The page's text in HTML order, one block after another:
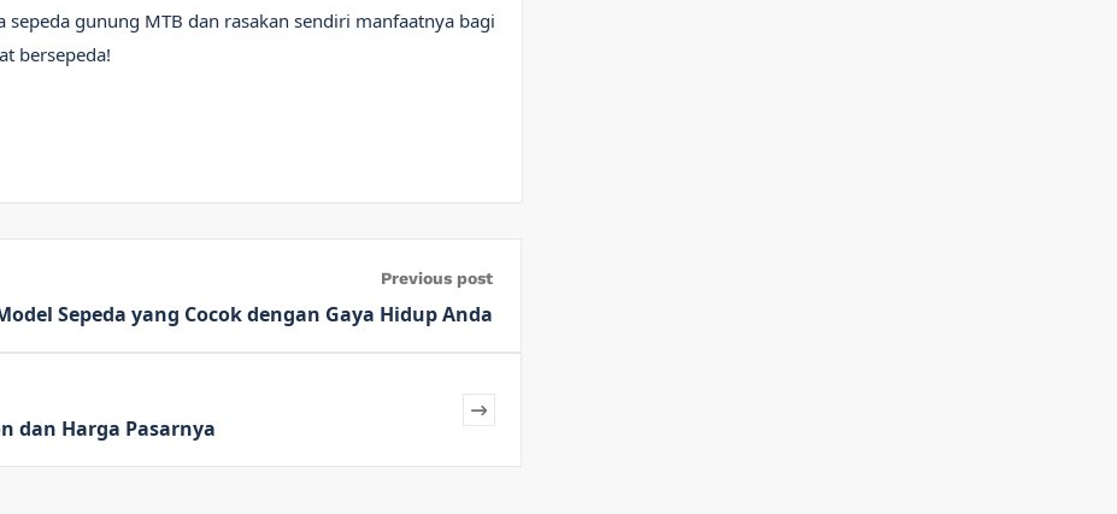
gunung MTB dan rasakan sendiri manfaatnya bagi
bersepeda!
Previous post
Sepeda yang Cocok dengan Gaya Hidup Anda
dan Harga Pasarnya